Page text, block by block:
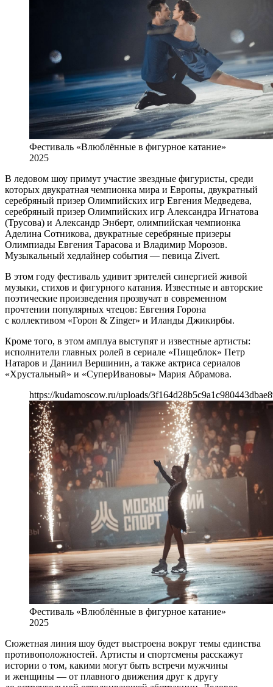
Фестиваль «Влюблённые в фигурное катание»
2025
В ледовом шоу примут участие звездные фигуристы, среди
которых двукратная чемпионка мира и Европы, двукратный
серебряный призер Олимпийских игр Евгения Медведева,
серебряный призер Олимпийских игр Александра Игнатова
(Трусова) и Александр Энберт, олимпийская чемпионка
Аделина Сотникова, двукратные серебряные призеры
Олимпиады Евгения Тарасова и Владимир Морозов.
Музыкальный хедлайнер события — певица Zivert.
В этом году фестиваль удивит зрителей синергией живой
музыки, стихов и фигурного катания. Известные и авторские
поэтические произведения прозвучат в современном
прочтении популярных чтецов: Евгения Горона
с коллективом «Горон & Zinger» и Иланды Джикирбы.
Кроме того, в этом амплуа выступят и известные артисты:
исполнители главных ролей в сериале «Пищеблок» Петр
Натаров и Даниил Вершинин, а также актриса сериалов
«Хрустальный» и «СуперИвановы» Мария Абрамова.
https://kudamoscow.ru/uploads/
Фестиваль «Влюблённые в фигурное катание»
2025
Сюжетная линия шоу будет выстроена вокруг темы единства
противоположностей. Артисты и спортсмены расскажут
истории о том, какими могут быть встречи мужчины
и женщины — от плавного движения друг к другу